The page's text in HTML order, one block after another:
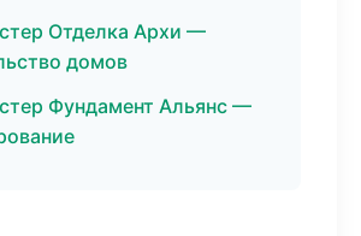
Отделка Архи —
домов
Фундамент Альянс —